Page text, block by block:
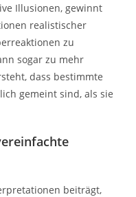
Illusionen, gewinnt
realistischer
zu
sogar zu mehr
dass bestimmte
gemeint sind, als sie
beiträgt,